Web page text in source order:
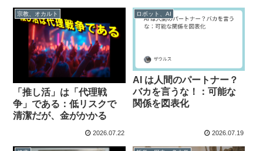
宗教、オカルト
「推し活」は「代理戦
争」である：低リスクで
清潔だが、金がかかる
2026.07.22
ロボット、AI
AI は人間のパートナー？
バカを言うな！：可能な
関係を図表化
2026.07.19